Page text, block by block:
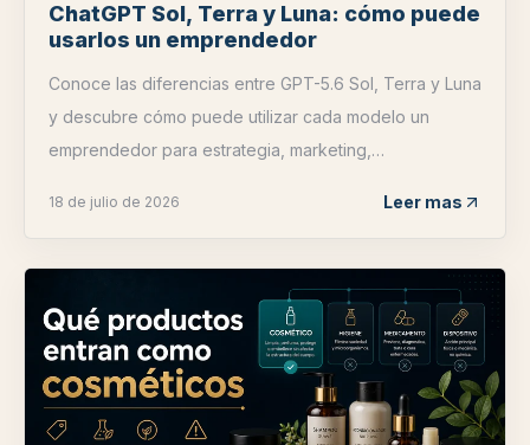
ChatGPT Sol, Terra y Luna: cómo puede
usarlos un emprendedor
Conoce las diferencias entre GPT-5.6 Sol, Terra y Luna
y descubre cómo puede utilizar cada modelo un
emprendedor para estrategia, marketing,
18 de julio de 2026 Leer mas